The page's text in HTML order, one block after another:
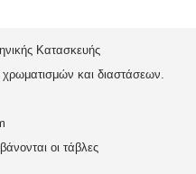
Κατασκευής
χρωματισμών και διαστάσεων.
οι τάβλες